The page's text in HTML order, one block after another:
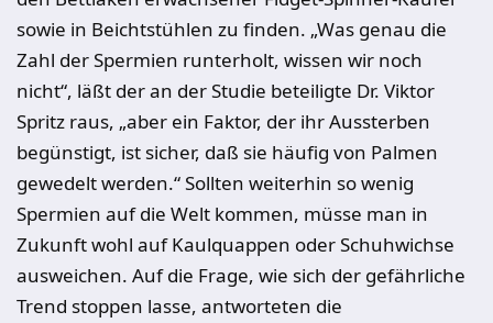
sowie in Beichtstühlen zu finden. „Was genau die
Zahl der Spermien runterholt, wissen wir noch
nicht“, läßt der an der Studie beteiligte Dr. Viktor
Spritz raus, „aber ein Faktor, der ihr Aussterben
begünstigt, ist sicher, daß sie häufig von Palmen
gewedelt werden.“ Sollten weiterhin so wenig
Spermien auf die Welt kommen, müsse man in
Zukunft wohl auf Kaulquappen oder Schuhwichse
ausweichen. Auf die Frage, wie sich der gefährliche
Trend stoppen lasse, antworteten die